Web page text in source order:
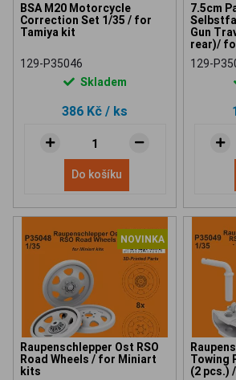
BSA M20 Motorcycle
Correction Set 1/35 / for
Tamiya kit
129-P35046
Skladem
386 Kč / ks
Do košíku
7.5cm
Gun
rear)/
129-
NOVINKA
Raupenschlepper Ost RSO
Road Wheels / for Miniart
kits
Towing
(2 pcs.)